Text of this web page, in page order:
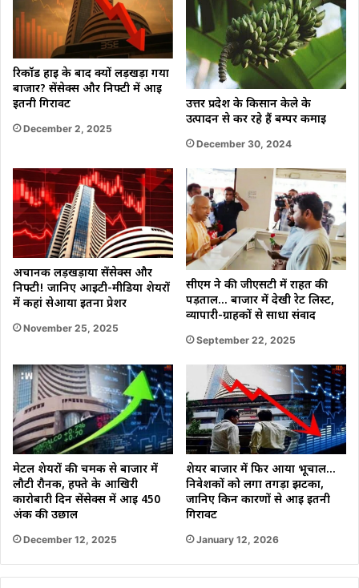
रिकॉर्ड हाई के बाद क्यों लड़खड़ा गया
बाजार? सेंसेक्स और निफ्टी में आई
इतनी गिरावट
December 2, 2025
उत्तर प्रदेश के किसान केले के
उत्पादन से कर रहे हैं बम्पर कमाई
December 30, 2024
अचानक लड़खड़ाया सेंसेक्स और
निफ्टी! जानिए आईटी-मीडिया शेयरों
में कहां सेआया इतना प्रेशर
November 25, 2025
सीएम ने की जीएसटी में राहत की
पड़ताल… बाजार में देखी रेट लिस्ट,
व्यापारी-ग्राहकों से साधा संवाद
September 22, 2025
मेटल शेयरों की चमक से बाजार में
लौटी रौनक, हफ्ते के आखिरी
कारोबारी दिन सेंसेक्स में आई 450
अंक की उछाल
December 12, 2025
शेयर बाजार में फिर आया भूचाल…
निवेशकों को लगा तगड़ा झटका,
जानिए किन कारणों से आई इतनी
गिरावट
January 12, 2026